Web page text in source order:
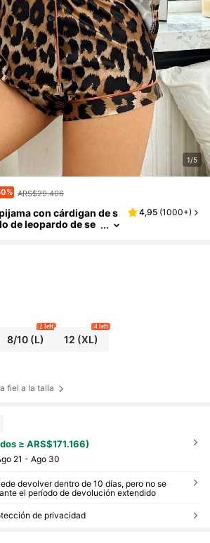
1/5
ARS$29.406
con cárdigan de s
de leopardo de se
4,95 (1000+)
8/10(L)
2 left
12 (XL)
4 left
fiel a la talla
≥ ARS$171.166)
21 - Ago 30
devolver dentro de 10 días, pero no se
el período de devolución extendido
de privacidad